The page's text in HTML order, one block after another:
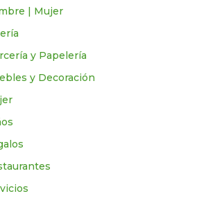
| Mujer
y Papelería
y Decoración